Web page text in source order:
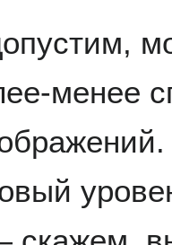
менее